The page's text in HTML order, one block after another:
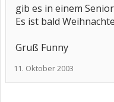
gib es in einem
Es ist bald
Gruß Funny
11. Oktober 2003